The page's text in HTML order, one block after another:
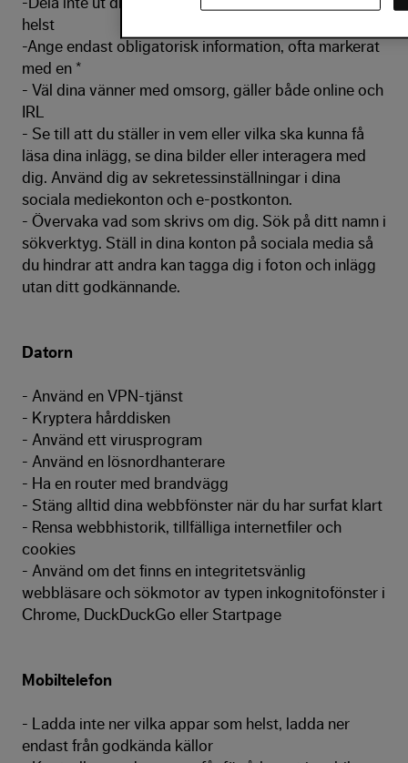
helst
-Ange endast obligatorisk information, ofta markerat
med en *
- Väl dina vänner med omsorg, gäller både online och
IRL
- Se till att du ställer in vem eller vilka ska kunna få
läsa dina inlägg, se dina bilder eller interagera med
dig. Använd dig av sekretessinställningar i dina
sociala mediekonton och e-postkonton.
- Övervaka vad som skrivs om dig. Sök på ditt namn i
sökverktyg. Ställ in dina konton på sociala media så
du hindrar att andra kan tagga dig i foton och inlägg
utan ditt godkännande.
Datorn
- Använd en VPN-tjänst
- Kryptera hårddisken
- Använd ett virusprogram
- Använd en lösnordhanterare
- Ha en router med brandvägg
- Stäng alltid dina webbfönster när du har surfat klart
- Rensa webbhistorik, tillfälliga internetfiler och
cookies
- Använd om det finns en integritetsvänlig
webbläsare och sökmotor av typen inkognitofönster i
Chrome, DuckDuckGo eller Startpage
Mobiltelefon
- Ladda inte ner vilka appar som helst, ladda ner
endast från godkända källor